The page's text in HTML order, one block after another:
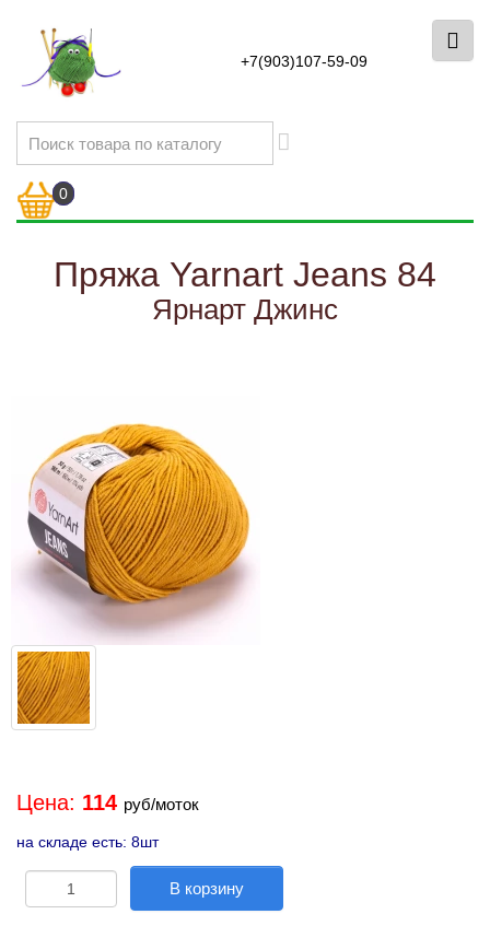
+7(903)107-59-09
0
Пряжа Yarnart Jeans 84
Ярнарт Джинс
Цена: 114 руб/моток
на складе есть: 8шт
В корзину